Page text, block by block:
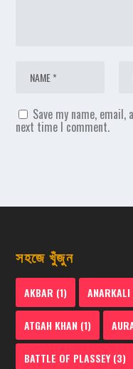
Save my name,
next time I comment.
সহজে খুঁজুন
AKBAR (1) ANARKALI
ATGAH KHAN (1)
BATTLE OF PLASSEY(3)